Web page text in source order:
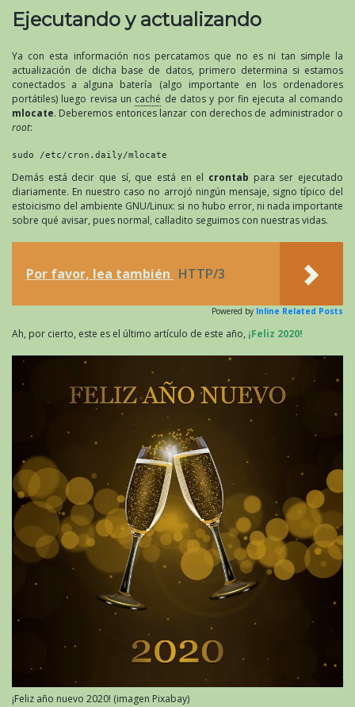
Ejecutando y actualizando
Ya con esta información nos percatamos que no es ni tan simple la
actualización de dicha base de datos, primero determina si estamos
conectados a alguna batería (algo importante en los ordenadores
portátiles) luego revisa un caché de datos y por fin ejecuta al comando
mlocate. Deberemos entonces lanzar con derechos de administrador o
root:
sudo /etc/cron.daily/mlocate
Demás está decir que sí, que está en el crontab para ser ejecutado
diariamente. En nuestro caso no arrojó ningún mensaje, signo típico del
estoicismo del ambiente GNU/Linux: si no hubo error, ni nada importante
sobre qué avisar, pues normal, calladito seguimos con nuestras vidas.
Por favor, lea también HTTP/3
Powered by Inline Related Posts
Ah, por cierto, este es el último artículo de este año, ¡Feliz 2020!
¡Feliz año nuevo 2020! (imagen Pixabay)